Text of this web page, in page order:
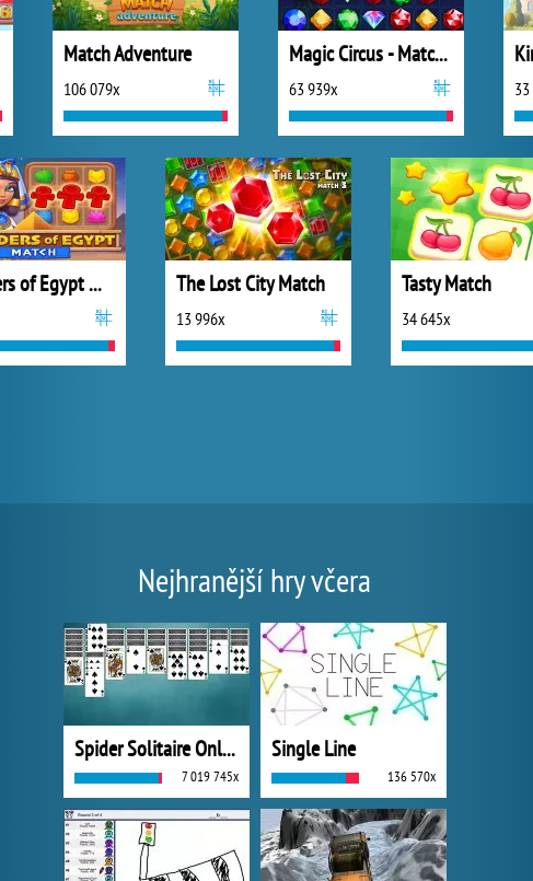
Match Adventure
106 079x
Magic Circus - Match 3
63 939x
Wonders of Egypt Match The Lost City Match
13 996x
Tasty Match
34 645x
Nejhranější hry včera
Spider Solitaire Online
7 019 745x
Single Line
136 570x